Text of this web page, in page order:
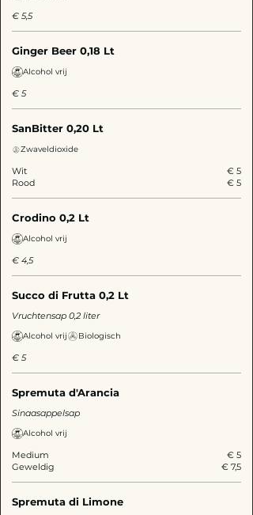
€ 5,5
Ginger Beer 0,18 Lt
€ 5
Alcohol vrij
SanBitter 0,20 Lt
Wit
€ 5
Rood
€ 5
Zwaveldioxide
Crodino 0,2 Lt
€ 4,5
Alcohol vrij
Succo di Frutta 0,2 Lt
Vruchtensap 0,2 liter
€ 5
Alcohol vrij Biologisch
Spremuta d'Arancia
Sinaasappelsap
Medium
€ 5
Geweldig
€ 7,5
Alcohol vrij
Spremuta di Limone